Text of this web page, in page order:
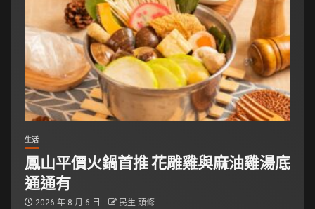
生活
鳳山平價火鍋首推 花雕雞與麻油雞湯底
通通有
2026 年 8 月 6 日 民生 頭條